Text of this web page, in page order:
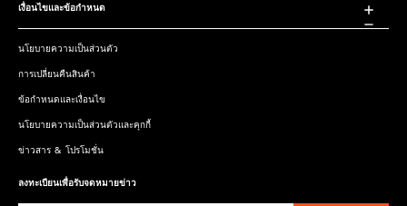
เงื่อนไขและข้อกำหนด
นโยบายความเป็นส่วนตัว
การเปลี่ยนคืนสินค้า
ข้อกำหนดและเงื่อนไข
นโยบายความเป็นส่วนตัวและคุกกี้
ข่าวสาร & โปรโมชั่น
ลงทะเบียนเพื่อรับจดหมายข่าว